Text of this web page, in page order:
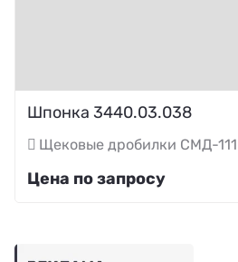
Шпонка 3440.03.038
Щековые дробилки СМД-111
Цена по запросу